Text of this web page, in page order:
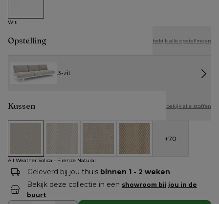
Wit
Opstelling bekijk alle opstellingen
3-zit
Kussen bekijk alle stoffen
All Weather Solica - Firenze Natural
All Weather Cosytica - Althea Off White
All Weather Cosytica - Althea Chalk
All Weather Cosytica - Althea
+70
All Weather Solica - Firenze Natural
Geleverd bij jou thuis binnen 1 - 2 weken
Bekijk deze collectie in een showroom bij jou in de
buurt